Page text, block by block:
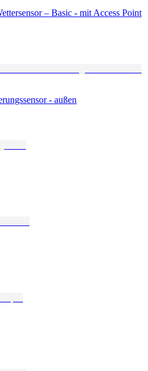
– Basic - mit Access Point
- außen